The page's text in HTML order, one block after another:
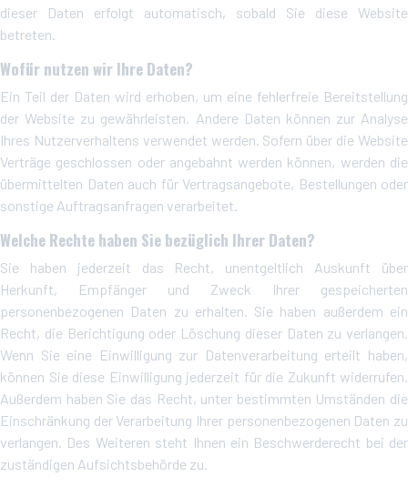
dieser Daten erfolgt automatisch, sobald Sie diese Website
betreten.
Wofür nutzen wir Ihre Daten?
Ein Teil der Daten wird erhoben, um eine fehlerfreie Bereitstellung
der Website zu gewährleisten. Andere Daten können zur Analyse
Ihres Nutzerverhaltens verwendet werden. Sofern über die Website
Verträge geschlossen oder angebahnt werden können, werden die
übermittelten Daten auch für Vertragsangebote, Bestellungen oder
sonstige Auftragsanfragen verarbeitet.
Welche Rechte haben Sie bezüglich Ihrer Daten?
Sie haben jederzeit das Recht, unentgeltlich Auskunft über
Herkunft, Empfänger und Zweck Ihrer gespeicherten
personenbezogenen Daten zu erhalten. Sie haben außerdem ein
Recht, die Berichtigung oder Löschung dieser Daten zu verlangen.
Wenn Sie eine Einwilligung zur Datenverarbeitung erteilt haben,
können Sie diese Einwilligung jederzeit für die Zukunft widerrufen.
Außerdem haben Sie das Recht, unter bestimmten Umständen die
Einschränkung der Verarbeitung Ihrer personenbezogenen Daten zu
verlangen. Des Weiteren steht Ihnen ein Beschwerderecht bei der
zuständigen Aufsichtsbehörde zu.